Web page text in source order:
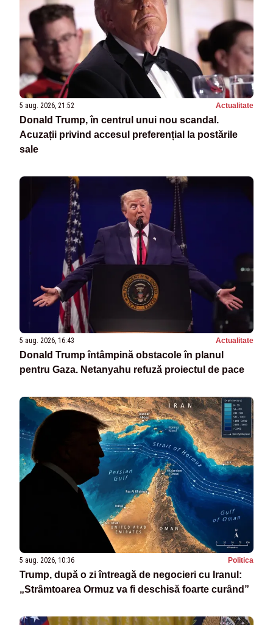
5 aug. 2026, 21:52 Actualitate
Donald Trump, în centrul unui nou scandal.
Acuzații privind accesul preferențial la postările
sale
5 aug. 2026, 16:43 Actualitate
Donald Trump întâmpină obstacole în planul
pentru Gaza. Netanyahu refuză proiectul de pace
5 aug. 2026, 10:36 Politica
Trump, după o zi întreagă de negocieri cu Iranul:
„Strâmtoarea Ormuz va fi deschisă foarte curând”